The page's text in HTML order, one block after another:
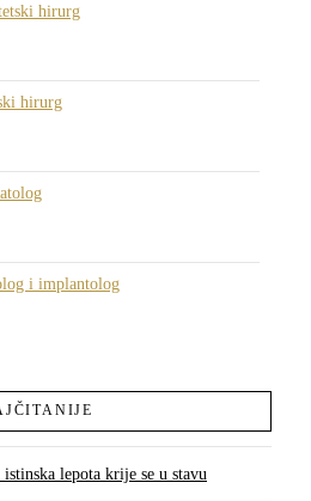
hirurg
hirurg
i implantolog
lepota krije se u stavu